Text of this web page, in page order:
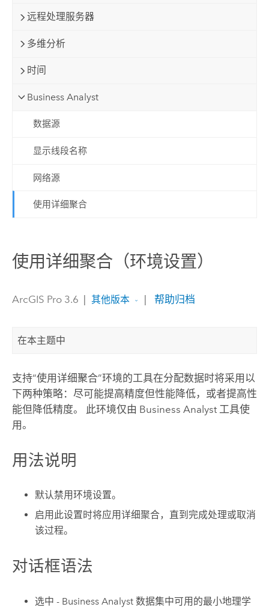
远程处理服务器
多维分析
时间
Business Analyst
数据源
显示线段名称
网络源
使用详细聚合
使用详细聚合（环境设置）
ArcGIS Pro 3.6 其他版本 帮助归档
在本主题中
支持“使用详细聚合”环境的工具在分配数据时将采用以
下两种策略：尽可能提高精度但性能降低，或者提高性
能但降低精度。 此环境仅由 Business Analyst工具使
用。
用法说明
默认禁用环境设置。
启用此设置时将应用详细聚合，直到完成处理或取消
该过程。
对话框语法
选中 - Business Analyst 数据集中可用的最小地理学